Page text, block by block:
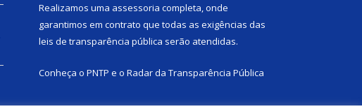
Realizamos uma assessoria completa, onde
garantimos em contrato que todas as exigências das
leis de transparência pública serão atendidas.
Conheça o PNTP e o Radar da Transparência Pública